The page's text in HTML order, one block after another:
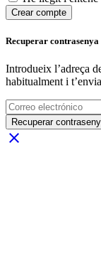
Crear compte
Recuperar contrasenya
Introdueix l’adreça
habitualment i
Recuperar
close